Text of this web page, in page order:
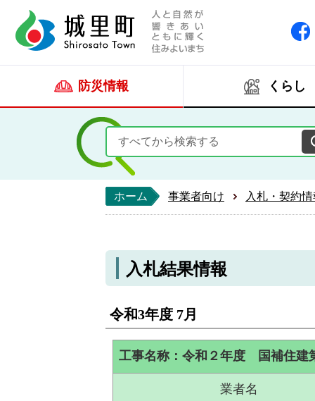
防災情報 くらし
ホーム 事業者向け 入札・契約
入札結果情報
令和3年度 7月
工事名称：令和２年度 国補住
業者名